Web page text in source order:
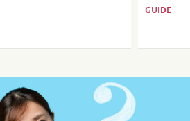
GUIDE